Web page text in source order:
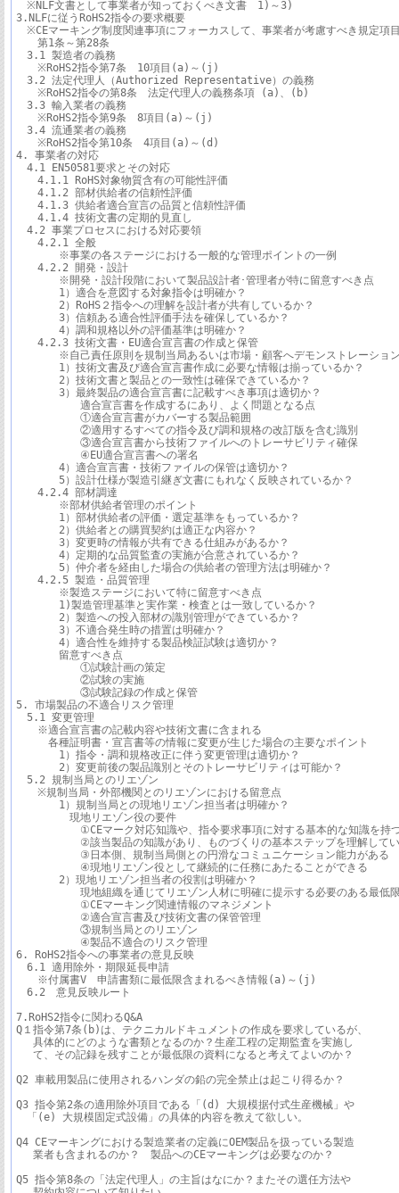
※NLF文書として事業者が知っておくべき文書　1)～3)
3.NLFに従うRoHS2指令の要求概要
※CEマーキング制度関連事項にフォーカスして、事業者が考慮すべき規定項
第1条～第28条
3.1 製造者の義務
※RoHS2指令第7条　10項目(a)～(j)
3.2 法定代理人（Authorized Representative）の義務
※RoHS2指令の第8条　法定代理人の義務条項 (a)、(b)
3.3 輸入業者の義務
※RoHS2指令第9条　8項目(a)～(j)
3.4 流通業者の義務
※RoHS2指令第10条　4項目(a)～(d)
4. 事業者の対応
4.1 EN50581要求とその対応
4.1.1 RoHS対象物質含有の可能性評価
4.1.2 部材供給者の信頼性評価
4.1.3 供給者適合宣言の品質と信頼性評価
4.1.4 技術文書の定期的見直し
4.2 事業プロセスにおける対応要領
4.2.1 全般
※事業の各ステージにおける一般的な管理ポイントの一例
4.2.2 開発・設計
※開発・設計段階において製品設計者･管理者が特に留意すべき点
1）適合を意図する対象指令は明確か？
2）RoHS２指令への理解を設計者が共有しているか？
3）信頼ある適合性評価手法を確保しているか？
4）調和規格以外の評価基準は明確か？
4.2.3 技術文書・EU適合宣言書の作成と保管
※自己責任原則を規制当局あるいは市場・顧客へデモンストレーション
1）技術文書及び適合宣言書作成に必要な情報は揃っているか？
2）技術文書と製品との一致性は確保できているか？
3）最終製品の適合宣言書に記載すべき事項は適切か？
適合宣言書を作成するにあり、よく問題となる点
①適合宣言書がカバーする製品範囲
②適用するすべての指令及び調和規格の改訂版を含む識別
③適合宣言書から技術ファイルへのトレーサビリティ確保
④EU適合宣言書への署名
4）適合宣言書・技術ファイルの保管は適切か？
5）設計仕様が製造引継ぎ文書にもれなく反映されているか？
4.2.4 部材調達
※部材供給者管理のポイント
1）部材供給者の評価・選定基準をもっているか？
2）供給者との購買契約は適正な内容か？
3）変更時の情報が共有できる仕組みがあるか？
4）定期的な品質監査の実施が合意されているか？
5）仲介者を経由した場合の供給者の管理方法は明確か？
4.2.5 製造・品質管理
※製造ステージにおいて特に留意すべき点
1)製造管理基準と実作業・検査とは一致しているか？
2）製造への投入部材の識別管理ができているか？
3）不適合発生時の措置は明確か？
4）適合性を維持する製品検証試験は適切か？
留意すべき点
①試験計画の策定
②試験の実施
③試験記録の作成と保管
5. 市場製品の不適合リスク管理
5.1 変更管理
※適合宣言書の記載内容や技術文書に含まれる
各種証明書・宣言書等の情報に変更が生じた場合の主要なポイント
1）指令・調和規格改正に伴う変更管理は適切か？
2）変更前後の製品識別とそのトレーサビリティは可能か？
5.2 規制当局とのリエゾン
※規制当局・外部機関とのリエゾンにおける留意点
1）規制当局との現地リエゾン担当者は明確か？
現地リエゾン役の要件
①CEマーク対応知識や、指令要求事項に対する基本的な知識を持
②該当製品の知識があり、ものづくりの基本ステップを理解して
③日本側、規制当局側との円滑なコミュニケーション能力がある
④現地リエゾン役として継続的に任務にあたることができる
2）現地リエゾン担当者の役割は明確か？
現地組織を通じてリエゾン人材に明確に提示する必要のある最低限
①CEマーキング関連情報のマネジメント
②適合宣言書及び技術文書の保管管理
③規制当局とのリエゾン
④製品不適合のリスク管理
6. RoHS2指令への事業者の意見反映
6.1 適用除外・期限延長申請
※付属書V　申請書類に最低限含まれるべき情報(a)～(j)
6.2　意見反映ルート
7.RoHS2指令に関わるQ&A
Q１指令第7条(b)は、テクニカルドキュメントの作成を要求しているが、
具体的にどのような書類となるのか？生産工程の定期監査を実施し
て、その記録を残すことが最低限の資料になると考えてよいのか？
Q2 車載用製品に使用されるハンダの鉛の完全禁止は起こり得るか？
Q3 指令第2条の適用除外項目である「(d) 大規模据付式生産機械」や
「(e) 大規模固定式設備」の具体的内容を教えて欲しい。
Q4 CEマーキングにおける製造業者の定義にOEM製品を扱っている製造
業者も含まれるのか？　製品へのCEマーキングは必要なのか？
Q5 指令第8条の「法定代理人」の主旨はなにか？またその選任方法や